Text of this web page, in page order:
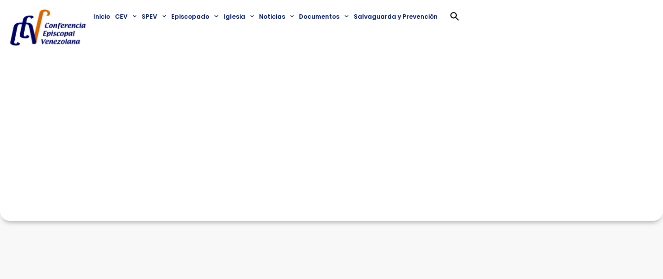
Inicio CEV SPEV Episcopado Iglesia Noticias Documentos Salvaguarda y Prevención